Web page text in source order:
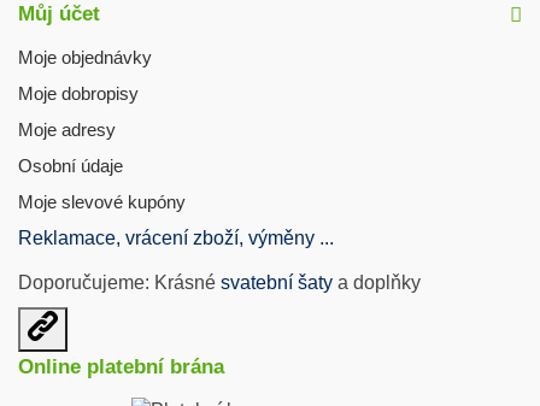
Můj účet
Moje objednávky
Moje dobropisy
Moje adresy
Osobní údaje
Moje slevové kupóny
Reklamace, vrácení zboží, výměny ...
Doporučujeme: Krásné svatební šaty a doplňky
Otevřit
užitečné
odkazy
Online platební brána